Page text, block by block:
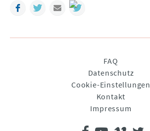
FacebookTwitterMail
FAQ
Datenschutz
Cookie-Einstellungen
Kontakt
Impressum